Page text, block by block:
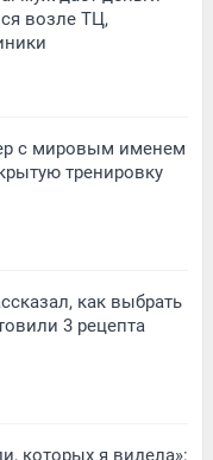
возле ТЦ,
с мировым именем
тренировку
как выбрать
3 рецепта
которых я видела»: